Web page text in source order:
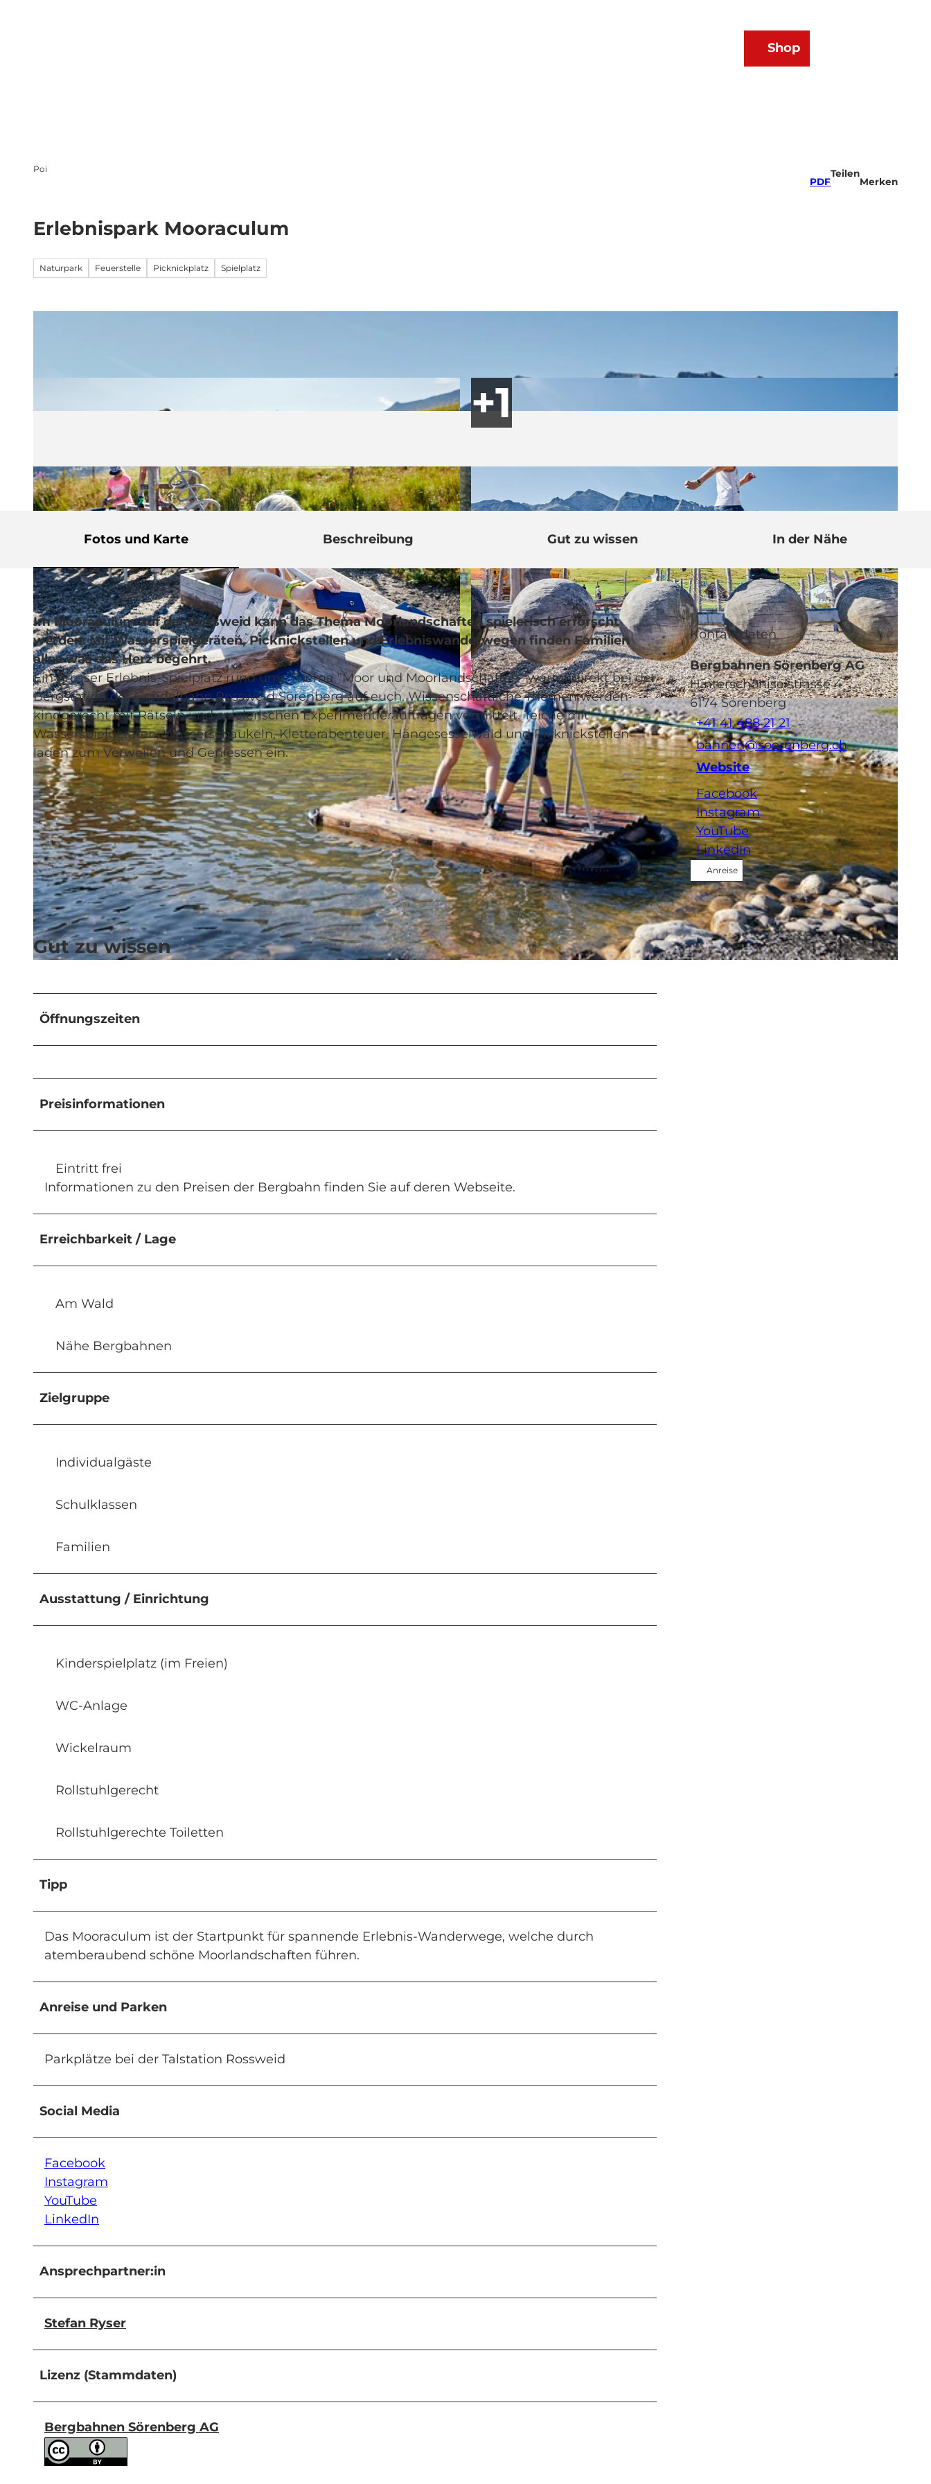
MerkzettelShop
Poi
PDF
Teilen
Merken
Erlebnispark Mooraculum
Naturpark Feuerstelle Picknickplatz Spielplatz
© Sörenberg Tourismus, BEAT BRECHBUEHL |CC-BY-NC-ND © Sörenberg Tourismus, BEAT BRECHBUEHL |CC-BY-NC-ND
Fotos und Karte Beschreibung Gut zu wissen In der Nähe
Im Mooraculum auf der Rossweid kann das Thema Moorlandschaften spielerisch erforscht
werden. Mit Wasserspielgeräten, Picknickstellen und Erlebniswanderwegen finden Familien
alles was das Herz begehrt.
Ein grosser Erlebnis-Spielplatz rund ums Thema "Moor und Moorlandschaften" wartet direkt bei der
Bergstation der Gondelbahn Rossweid Sörenberg auf euch. Wissenschaftliche Themen werden
kindgerecht mit Rätseln und spielerischen Experimentieraufträgen vermittelt. Teiche mit
Wasserspielgeräten, Wasserschaukeln, Kletterabenteuer, Hängesesselwald und Picknickstellen
laden zum Verweilen und Geniessen ein.
Gut zu wissen
Öffnungszeiten
Preisinformationen
Eintritt frei
Informationen zu den Preisen der Bergbahn finden Sie auf deren Webseite.
Erreichbarkeit / Lage
Am Wald
Nähe Bergbahnen
Zielgruppe
Individualgäste
Schulklassen
Familien
Ausstattung / Einrichtung
Kinderspielplatz (im Freien)
WC-Anlage
Wickelraum
Rollstuhlgerecht
Rollstuhlgerechte Toiletten
Tipp
Das Mooraculum ist der Startpunkt für spannende Erlebnis-Wanderwege, welche durch
atemberaubend schöne Moorlandschaften führen.
Anreise und Parken
Parkplätze bei der Talstation Rossweid
Social Media
Facebook
Instagram
YouTube
LinkedIn
Ansprechpartner:in
Stefan Ryser
Lizenz (Stammdaten)
Bergbahnen Sörenberg AG
Kontaktdaten
Bergbahnen Sörenberg AG
Hinterschöniseistrasse 4
6174Sörenberg
+41 41 488 21 21
bahnen@soerenberg.ch
Website
Facebook
Instagram
YouTube
LinkedIn
Anreise